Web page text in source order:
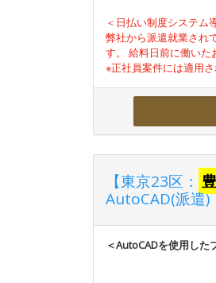
＜日払い制度システム
弊社から派遣就業され
す。 給料日前に働いた
※正社員案件には適用さ
【東京23区：
AutoCAD(派遣)
＜AutoCADを使用した